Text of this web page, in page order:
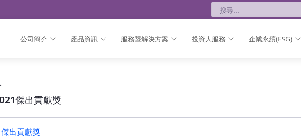
公司簡介 產品資訊 服務暨解決方案 投資人服務 企業永續(ESG)
傑出貢獻獎
傑出貢獻獎
出貢獻獎